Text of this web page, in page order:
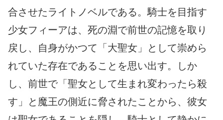
合させたライトノベルである。騎士を目指す
少女フィーアは、死の淵で前世の記憶を取り
戻し、自身がかつて「大聖女」として崇めら
れていた存在であることを思い出す。しか
し、前世で「聖女として生まれ変わったら殺
す」と魔王の側近に脅されたことから、彼女